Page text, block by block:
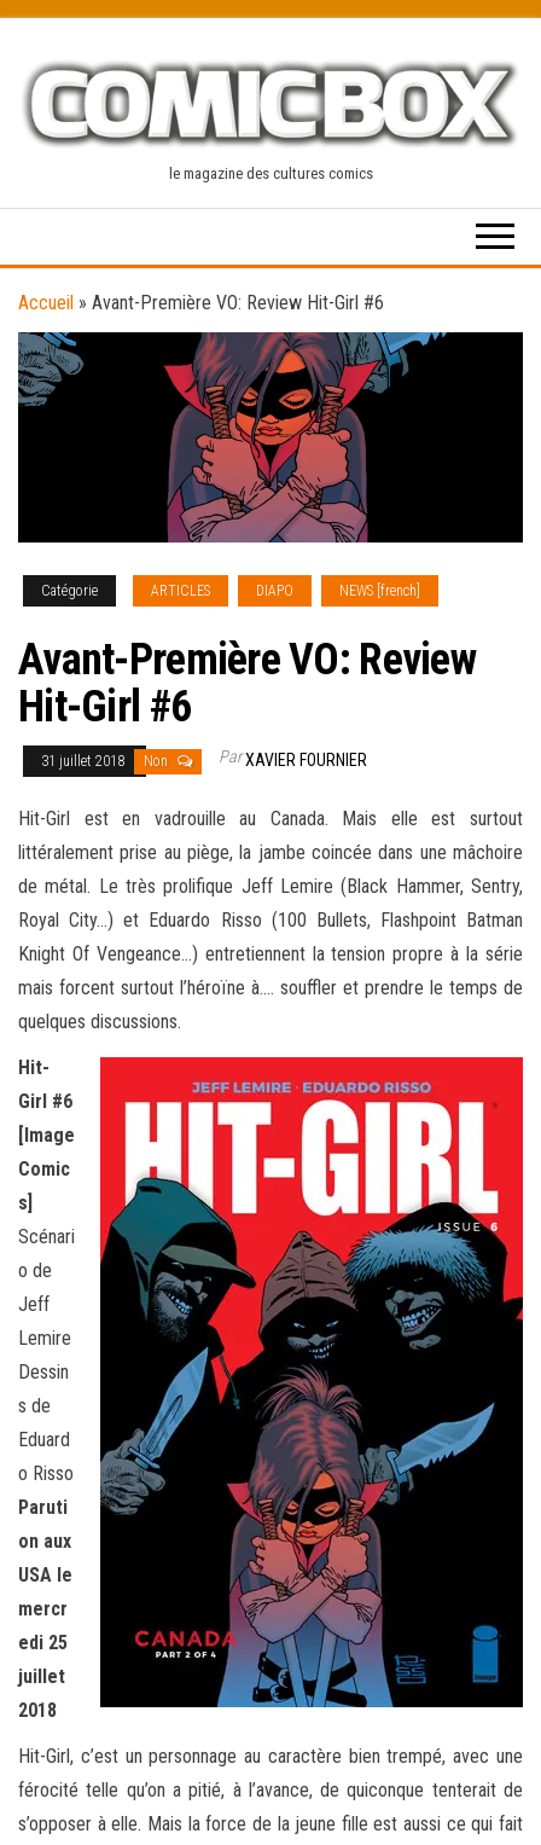
content
le magazine des cultures comics
Accueil » Avant-Première VO: Review Hit-Girl #6
Catégorie ARTICLES DIAPO NEWS [french]
Avant-Première VO: Review
Hit-Girl #6
31 juillet 2018 Non ParXAVIER FOURNIER
Hit-Girl est en vadrouille au Canada. Mais elle est surtout
littéralement prise au piège, la jambe coincée dans une mâchoire
de métal. Le très prolifique Jeff Lemire (Black Hammer, Sentry,
Royal City…) et Eduardo Risso (100 Bullets, Flashpoint Batman
Knight Of Vengeance…) entretiennent la tension propre à la série
mais forcent surtout l’héroïne à.… souffler et prendre le temps de
quelques discussions.
Hit-
Girl #6
[Image
Comic
s]
Scénari
o de
Jeff
Lemire
Dessin
s de
Eduard
o Risso
Paruti
on aux
USA le
mercr
edi 25
juillet
2018
Hit-Girl, c’est un personnage au caractère bien trempé, avec une
férocité telle qu’on a pitié, à l’avance, de quiconque tenterait de
s’opposer à elle. Mais la force de la jeune fille est aussi ce qui fait